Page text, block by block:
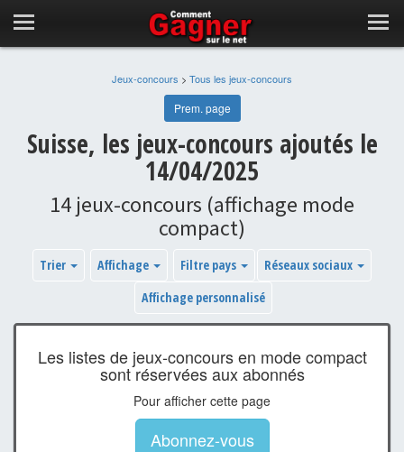
Jeux-concours > Tous les jeux-concours
Prem. page
Suisse, les jeux-concours ajoutés le
14/04/2025
14 jeux-concours (affichage mode
compact)
Trier Affichage Filtre pays
Réseaux sociaux
Affichage personnalisé
Les listes de jeux-concours en mode compact
sont réservées aux abonnés
Pour afficher cette page
Abonnez-vous